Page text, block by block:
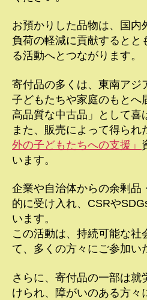
お預かりした品物は、国内
負荷の軽減に貢献するとと
る活動へとつながります。
寄付品の多くは、東南アジ
子どもたちや家庭のもとへ
高品質な中古品」として喜
また、販売によって得られ
外の子どもたちへの支援」
います。
企業や自治体からの余剰品
的に受け入れ、CSRや
います。
この活動は、持続可能な社
て、多くの方々にご参加い
さらに、寄付品の一部は就
けられ、障がいのある方々